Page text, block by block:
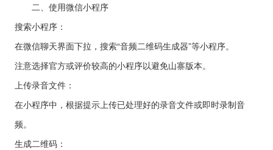
二、使用微信小程序
搜索小程序：
在微信聊天界面下拉，搜索“音频二维码生成器”等小程序。
注意选择官方或评价较高的小程序以避免山寨版本。
上传录音文件：
在小程序中，根据提示上传已处理好的录音文件或即时录制音
频。
生成二维码：